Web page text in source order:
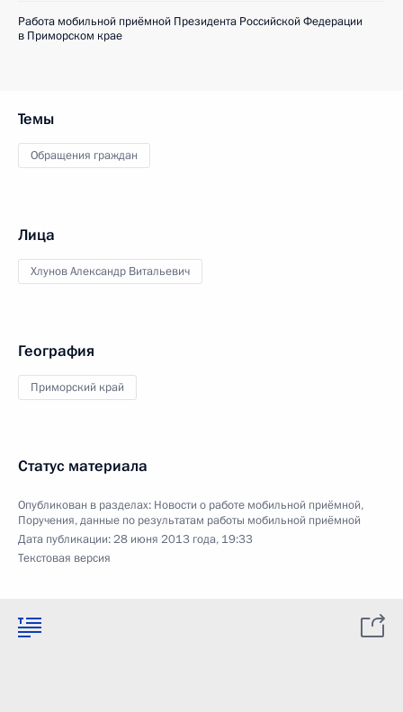
Работа мобильной приёмной Президента Российской Федерации
в Приморском крае
Темы
Обращения граждан
Лица
Хлунов Александр Витальевич
География
Приморский край
Статус материала
Опубликован в разделах: Новости о работе мобильной приёмной,
Поручения, данные по результатам работы мобильной приёмной
Дата публикации:28 июня 2013 года, 19:33
Текстовая версия